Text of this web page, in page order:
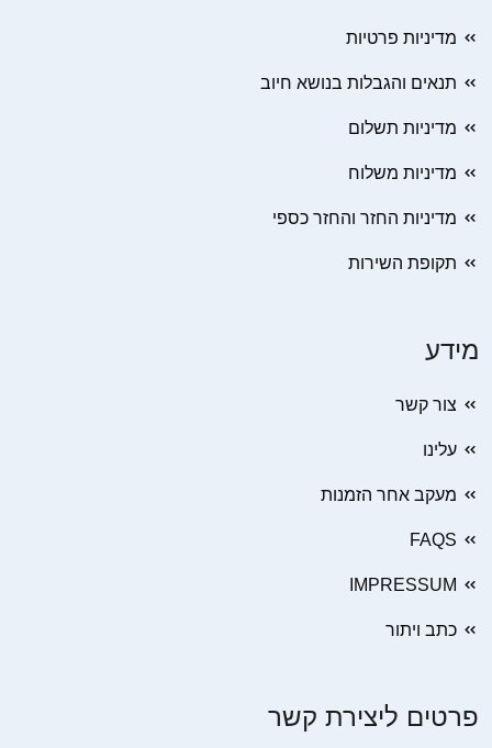
מדיניות פרטיות
תנאים והגבלות בנושא חיוב
מדיניות תשלום
מדיניות משלוח
מדיניות החזר והחזר כספי
תקופת השירות
מידע
צור קשר
עלינו
מעקב אחר הזמנות
FAQS
IMPRESSUM
כתב ויתור
פרטים ליצירת קשר